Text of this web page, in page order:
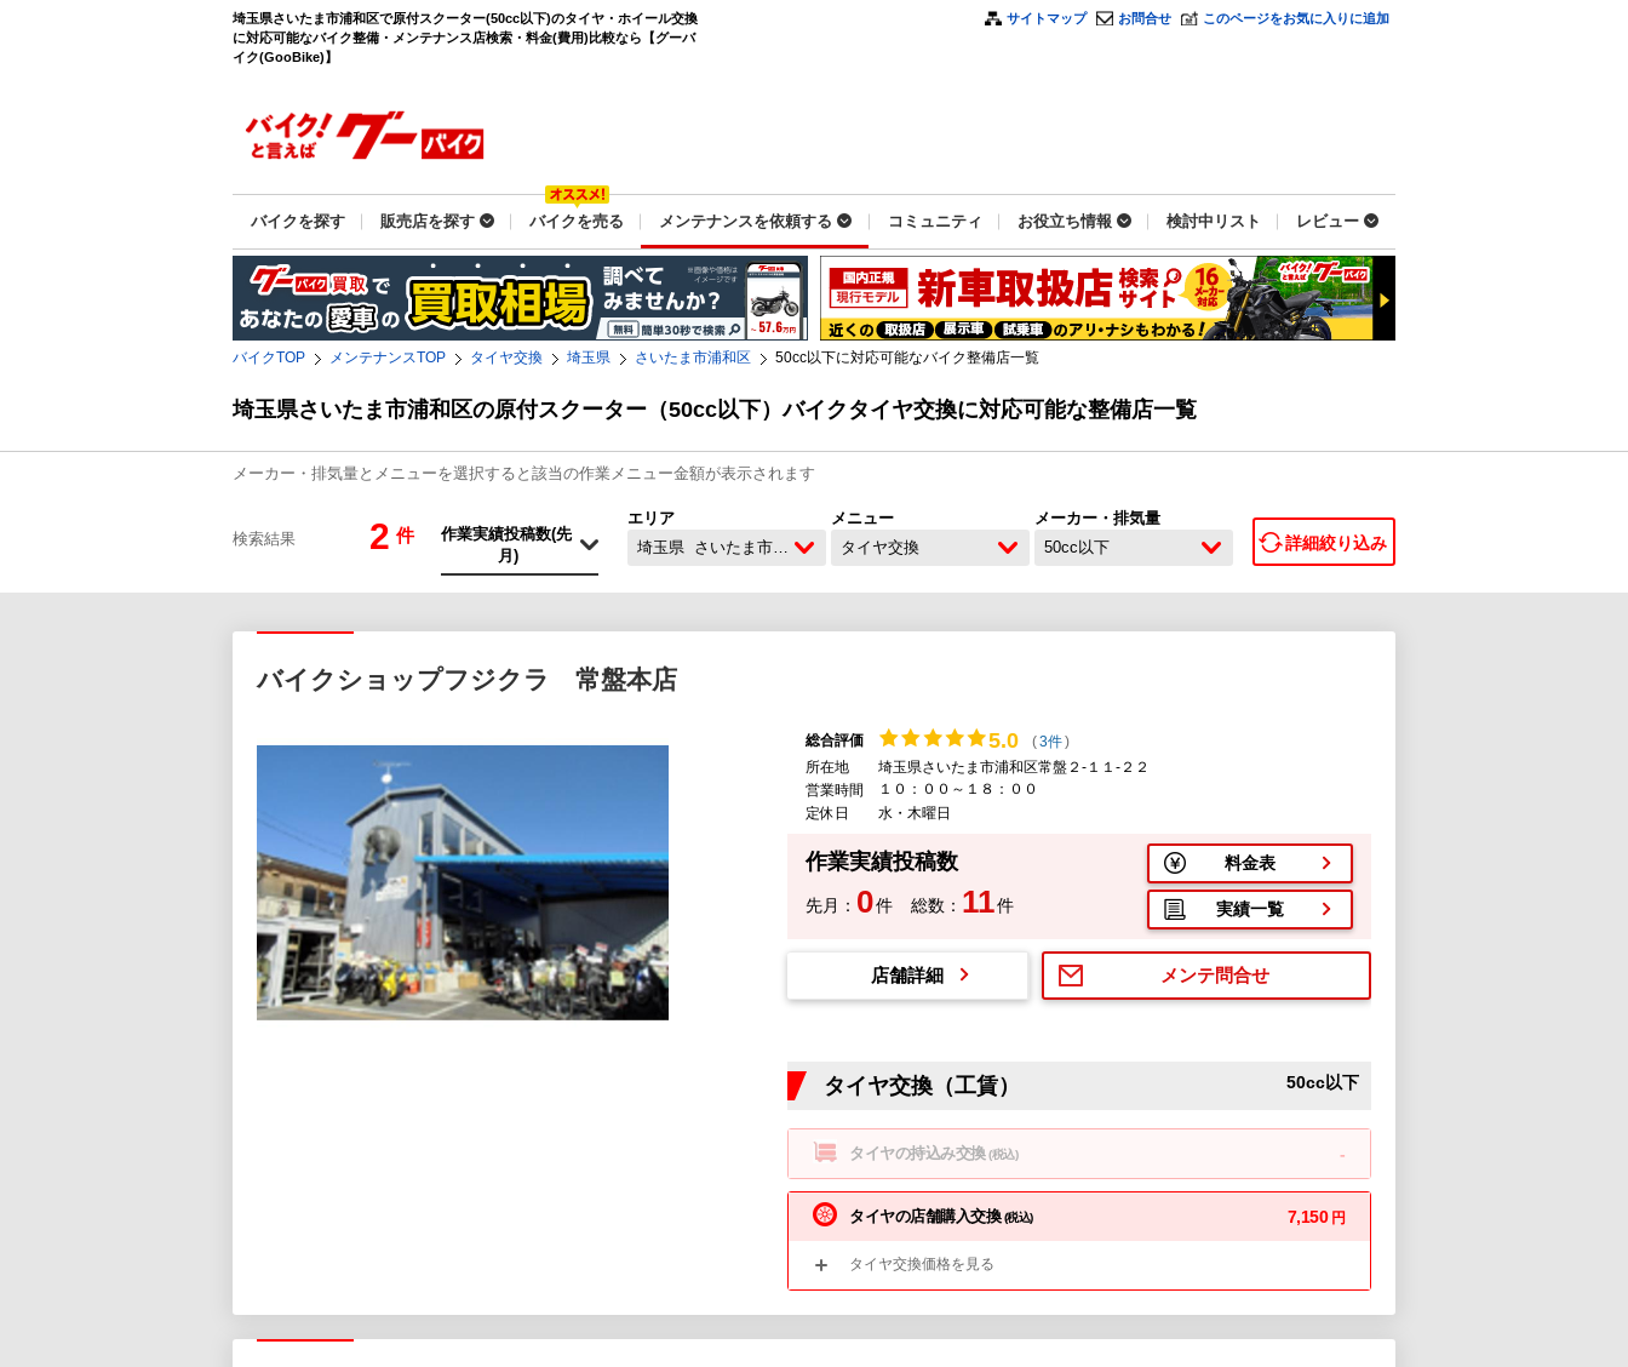
埼玉県さいたま市浦和区で原付スクーター(50cc以下)のタイヤ・ホイール交換
に対応可能なバイク整備・メンテナンス店検索・料金(費用)比較なら【グーバ
イク(GooBike)】
サイトマップ お問合せ このページをお気に入りに追加
バイクを探す 販売店を探す バイクを売る メンテナンスを依頼する コミュニティ お役立ち情報 検討中リスト レビュー
バイクTOP メンテナンスTOP タイヤ交換 埼玉県 さいたま市浦和区 50cc以下に対応可能なバイク整備店一覧
埼玉県さいたま市浦和区の原付スクーター（50cc以下）バイクタイヤ交換に対応可能な整備店一覧
メーカー・排気量とメニューを選択すると該当の作業メニュー金額が表示されます
検索結果 2 件
エリア
埼玉県 さいたま市浦和区
メニュー
タイヤ交換
メーカー・排気量
50cc以下
詳細絞り込み
バイクショップフジクラ 常盤本店
総合評価 5.0 (3件)
所在地
埼玉県さいたま市浦和区常盤２-１１-２２
営業時間
１０：００～１８：００
定休日
水・木曜日
作業実績投稿数
先月： 0件 総数： 11件
料金表
実績一覧
メンテ問合せ
店舗詳細
タイヤ交換（工賃） 50cc以下
タイヤの持込み交換(税込) -
タイヤの店舗購入交換(税込) 7,150 円
タイヤ交換価格を見る